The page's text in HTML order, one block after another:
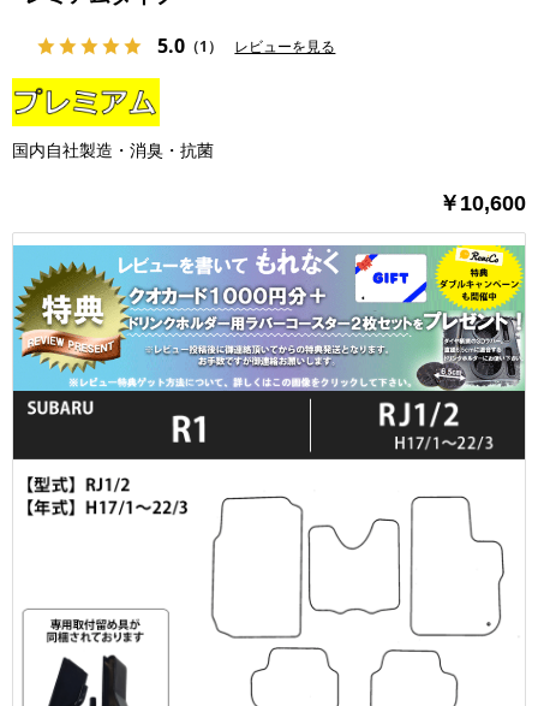
5.0 （1） レビューを見る
国内自社製造・消臭・抗菌
￥10,600